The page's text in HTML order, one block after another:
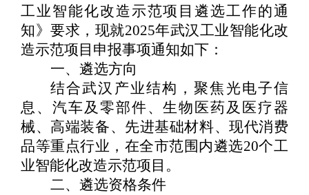
工业智能化改造示范项目遴选工作的通
知》要求，现就2025年武汉工业智能化改
造示范项目申报事项通知如下：
一、遴选方向
结合武汉产业结构，聚焦光电子信
息、汽车及零部件、生物医药及医疗器
械、高端装备、先进基础材料、现代消费
品等重点行业，在全市范围内遴选20个工
业智能化改造示范项目。
二、遴选资格条件